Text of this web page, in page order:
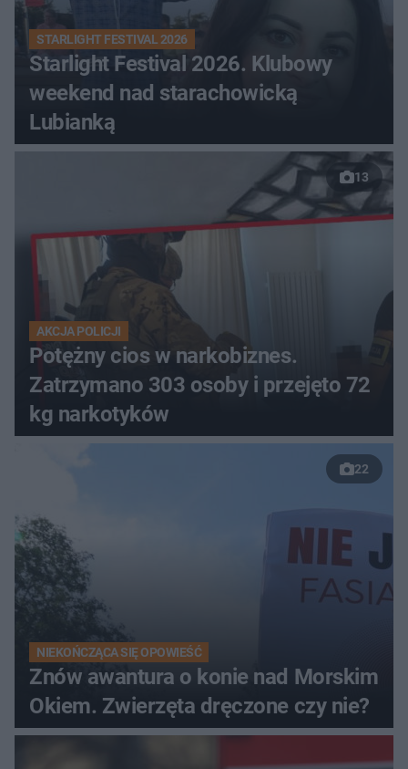
STARLIGHT FESTIVAL 2026
Starlight Festival 2026. Klubowy
weekend nad starachowicką
Lubianką
13
AKCJA POLICJI
Potężny cios w narkobiznes.
Zatrzymano 303 osoby i przejęto 72
kg narkotyków
22
NIEKOŃCZĄCA SIĘ OPOWIEŚĆ
Znów awantura o konie nad Morskim
Okiem. Zwierzęta dręczone czy nie?